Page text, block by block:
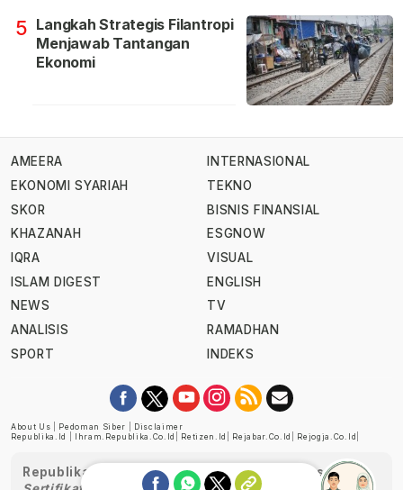
5 Langkah Strategis Filantropi
Menjawab Tantangan
Ekonomi
AMEERA
EKONOMI SYARIAH
SKOR
KHAZANAH
IQRA
ISLAM DIGEST
NEWS
ANALISIS
SPORT
INTERNASIONAL
TEKNO
BISNIS FINANSIAL
ESGNOW
VISUAL
ENGLISH
TV
RAMADHAN
INDEKS
About Us Pedoman Siber
Disclaimer
Republika.id
Ihram.republika.co.id Retizen.id Rejabar.co.id Rejogja.co.id
Republika telah diverifikasi oleh Dewan Pers